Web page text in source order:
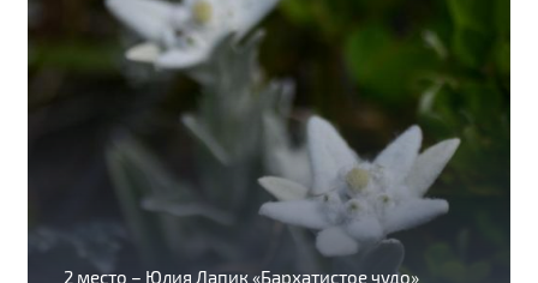
2 место – Юлия Лапик «Бархатистое чудо»